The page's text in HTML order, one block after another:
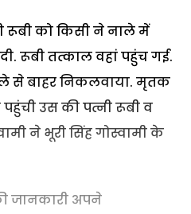
रूबी को किसी ने नाले में
रूबी तत्काल वहां पहुंच गई.
से बाहर निकलवाया. मृतक
उस की पत्नी रूबी व
ने भूरी सिंह गोस्वामी के
जानकारी अपने